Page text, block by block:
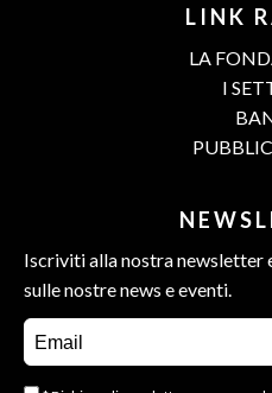
LINK
LA
I
Iscriviti alla nostra newsletter
sulle nostre news e eventi.